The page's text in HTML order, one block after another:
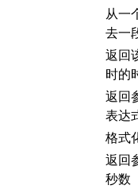
从一
去一
返回
时的
返回
表达
格式
返回
秒数